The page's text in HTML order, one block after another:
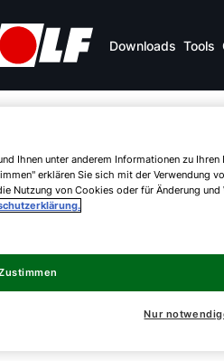
Downloads Tools
Ihnen unter anderem Informationen zu Ihren
erklären Sie sich mit der Verwendung
Nutzung von Cookies oder für Änderung und
Nur